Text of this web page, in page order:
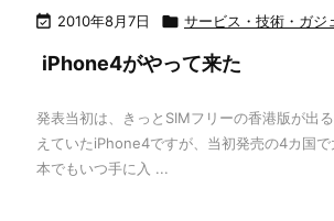
 2010年8月7日  サービス・技術・ガジ
iPhone4がやって来た
発表当初は、きっとSIMフリーの香港版が出
えていたiPhone4ですが、当初発売の4カ国で
本でもいつ手に入 ...